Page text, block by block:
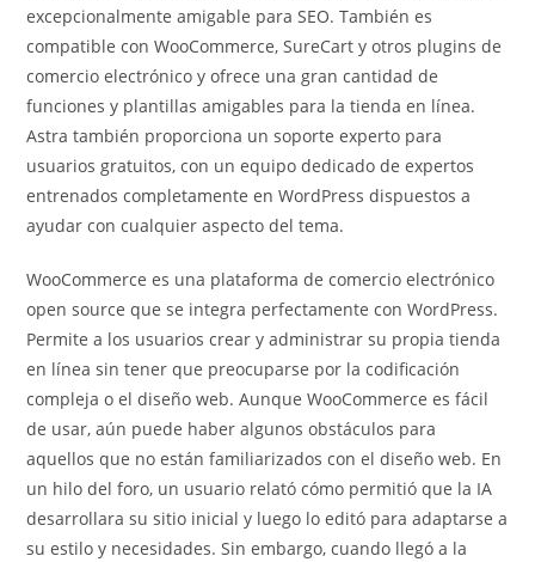
excepcionalmente amigable para SEO. También es
compatible con WooCommerce, SureCart y otros plugins de
comercio electrónico y ofrece una gran cantidad de
funciones y plantillas amigables para la tienda en línea.
Astra también proporciona un soporte experto para
usuarios gratuitos, con un equipo dedicado de expertos
entrenados completamente en WordPress dispuestos a
ayudar con cualquier aspecto del tema.
WooCommerce es una plataforma de comercio electrónico
open source que se integra perfectamente con WordPress.
Permite a los usuarios crear y administrar su propia tienda
en línea sin tener que preocuparse por la codificación
compleja o el diseño web. Aunque WooCommerce es fácil
de usar, aún puede haber algunos obstáculos para
aquellos que no están familiarizados con el diseño web. En
un hilo del foro, un usuario relató cómo permitió que la IA
desarrollara su sitio inicial y luego lo editó para adaptarse a
su estilo y necesidades. Sin embargo, cuando llegó a la